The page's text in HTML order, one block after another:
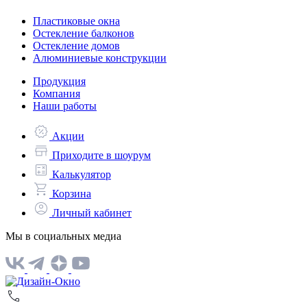
Пластиковые окна
Остекление балконов
Остекление домов
Алюминиевые конструкции
Продукция
Компания
Наши работы
Акции
Приходите в шоурум
Калькулятор
Корзина
Личный кабинет
Мы в социальных медиа